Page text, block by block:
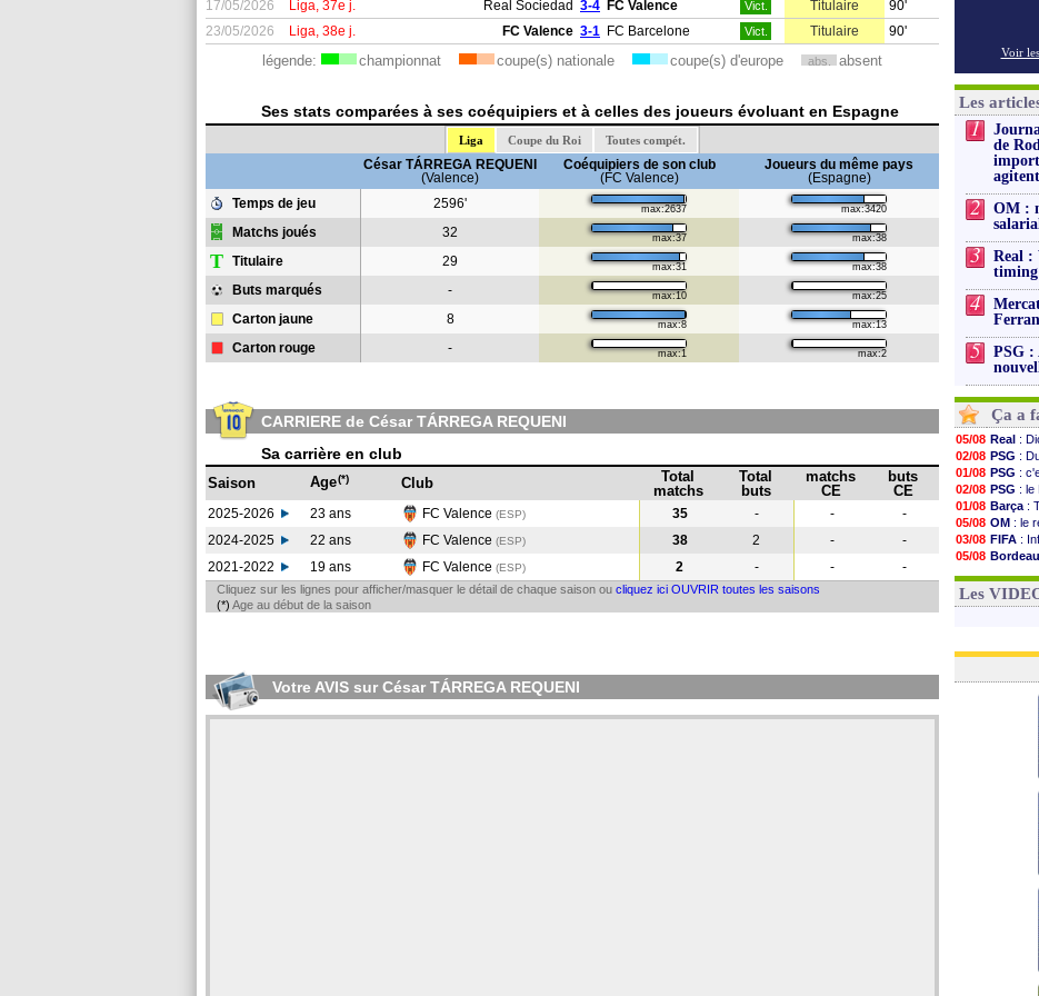
17/05/2026
Liga, 37e j. Real Sociedad 3-4 FC Valence Vict. Titulaire
90'
23/05/2026
Liga, 38e j. FC Valence 3-1 FC Barcelone Vict. Titulaire 90'
légende: championnat coupe(s) nationale coupe(s) d'europe abs. absent
Ses stats comparées à ses coéquipiers et à celles des joueurs évoluant en Espagne
Liga Coupe du Roi Toutes compét.
César TÁRREGA REQUENI
(Valence)
Coéquipiers de son club
(FC Valence)
Joueurs du même pays
(Espagne)
Temps de jeu
2596' max:2637 max:3420
Matchs joués 32 max:37 max:38
T Titulaire 29 max:31 max:38
Buts marqués - max:10 max:25
Carton jaune 8 max:8 max:13
Carton rouge - max:1 max:2
CARRIERE de César TÁRREGA REQUENI
Sa carrière en club
Saison Age(*) Club
Total
matchs
Total
buts
matchs
CE
buts
CE
2025-2026 23 ans FC Valence (ESP) 35 - -
-
2024-2025
22 ans FC Valence (ESP) 38 2 -
-
2021-2022
19 ans FC Valence (ESP) 2 - - -
Cliquez sur les lignes pour afficher/masquer le détail de chaque saison ou cliquez ici OUVRIR toutes les saisons
(*) Age au début de la saison
Votre AVIS sur César TÁRREGA REQUENI
Voir
Les
1
de
2
OM :
3
Real :
4
5
PSG :
Ça a
05/08 Real :
02/08 PSG :
01/08 PSG :
02/08 PSG : le
01/08 Barça :
05/08 OM : le
03/08 FIFA :
05/08
03/08 Real: le
Les